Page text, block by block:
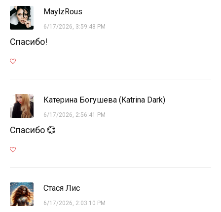
MaylzRous
6/17/2026, 3:59:48 PM
Спасибо!
Катерина Богушева (Katrina Dark)
6/17/2026, 2:56:41 PM
Спасибо 💞
Стася Лис
6/17/2026, 2:03:10 PM